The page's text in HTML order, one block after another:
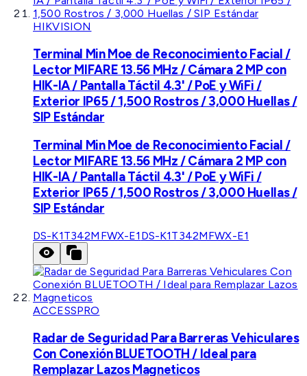
HIKVISION
Terminal Min Moe de Reconocimiento Facial /
Lector MIFARE 13.56 MHz / Cámara 2 MP con
HIK-IA / Pantalla Táctil 4.3' / PoE y WiFi /
Exterior IP65 / 1,500 Rostros / 3,000 Huellas /
SIP Estándar
Terminal Min Moe de Reconocimiento Facial /
Lector MIFARE 13.56 MHz / Cámara 2 MP con
HIK-IA / Pantalla Táctil 4.3' / PoE y WiFi /
Exterior IP65 / 1,500 Rostros / 3,000 Huellas /
SIP Estándar
DS-K1T342MFWX-E1 DS-K1T342MFWX-E1
ACCESSPRO
Radar de Seguridad Para Barreras Vehiculares
Con Conexión BLUETOOTH / Ideal para
Remplazar Lazos Magneticos